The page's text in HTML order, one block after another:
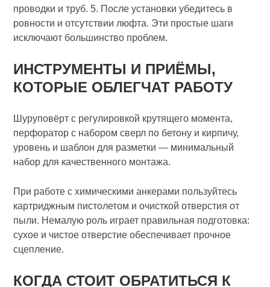
проводки и труб. 5. После установки убедитесь в
ровности и отсутствии люфта. Эти простые шаги
исключают большинство проблем.
ИНСТРУМЕНТЫ И ПРИЁМЫ,
КОТОРЫЕ ОБЛЕГЧАТ РАБОТУ
Шуруповёрт с регулировкой крутящего момента,
перфоратор с набором сверл по бетону и кирпичу,
уровень и шаблон для разметки — минимальный
набор для качественного монтажа.
При работе с химическими анкерами пользуйтесь
картриджным пистолетом и очисткой отверстия от
пыли. Немалую роль играет правильная подготовка:
сухое и чистое отверстие обеспечивает прочное
сцепление.
КОГДА СТОИТ ОБРАТИТЬСЯ К